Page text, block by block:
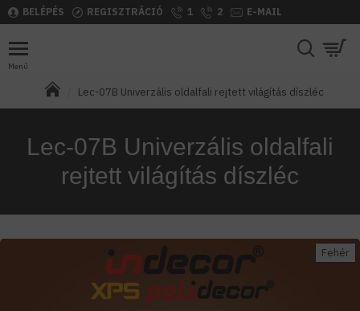
BELÉPÉS REGISZTRÁCIÓ 1 2 E-MAIL
Lec-07B Univerzális oldalfali rejtett világítás díszléc
Lec-07B Univerzális oldalfali
rejtett világítás díszléc
Fehér